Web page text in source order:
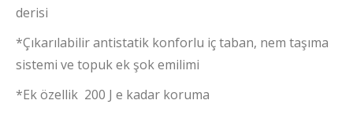
derisi
*Çıkarılabilir antistatik konforlu iç taban, nem taşıma
sistemi ve topuk ek şok emilimi
*Ek özellik 200 J e kadar koruma